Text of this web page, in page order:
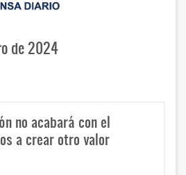
de 2024
no acabará con el
a crear otro valor